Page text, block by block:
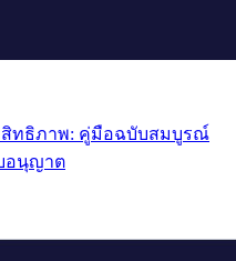
ทธิภาพ: คู่มือฉบับสมบูรณ์
อนุญาต